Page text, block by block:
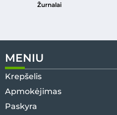
Žurnalai
MENIU
Krepšelis
Apmokėjimas
Paskyra